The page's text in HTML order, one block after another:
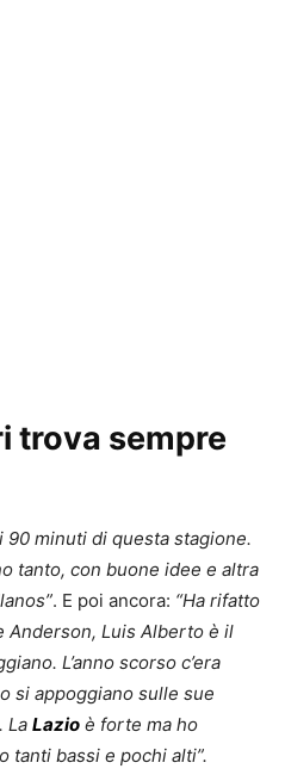
trova sempre
90 minuti di questa stagione.
tanto, con buone idee e altra
. E poi ancora: “Ha rifatto
Anderson, Luis Alberto è il
L’anno scorso c’era
si appoggiano sulle sue
La Lazio è forte ma ho
tanti bassi e pochi alti”.